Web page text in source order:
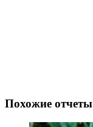
Похожие отчеты